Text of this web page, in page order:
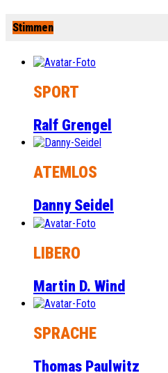
Stimmen
SPORT
Ralf Grengel
ATEMLOS
Danny Seidel
LIBERO
Martin D. Wind
SPRACHE
Thomas Paulwitz